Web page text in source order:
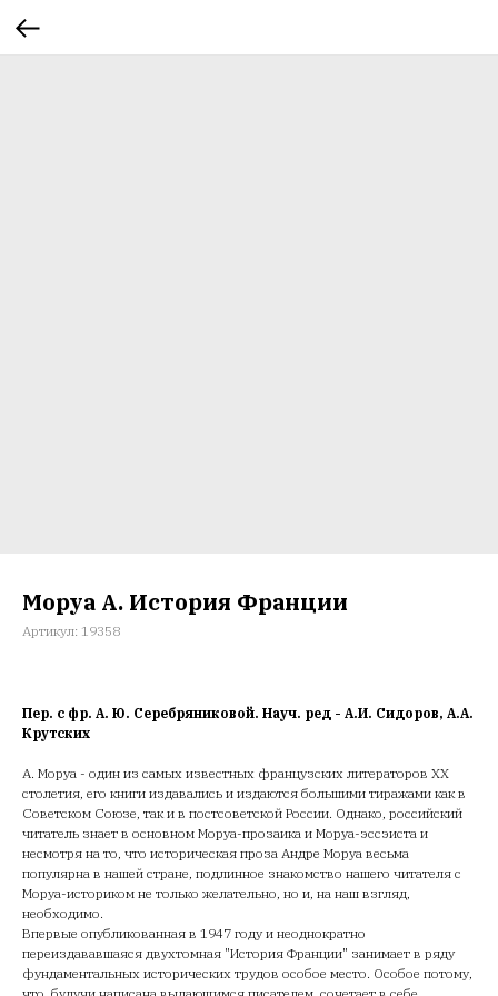
Моруа А. История Франции
Артикул: 19358
Пер. с фр. А. Ю. Серебряниковой. Науч. ред - А.И. Сидоров, А.А.
Крутских
А. Моруа - один из самых известных французских литераторов XX
столетия, его книги издавались и издаются большими тиражами как в
Советском Союзе, так и в постсоветской России. Однако, российский
читатель знает в основном Моруа-прозаика и Моруа-эссэиста и
несмотря на то, что историческая проза Андре Моруа весьма
популярна в нашей стране, подлинное знакомство нашего читателя с
Моруа-историком не только желательно, но и, на наш взгляд,
необходимо.
Впервые опубликованная в 1947 году и неоднократно
переиздававшаяся двухтомная "История Франции" занимает в ряду
фундаментальных исторических трудов особое место. Особое потому,